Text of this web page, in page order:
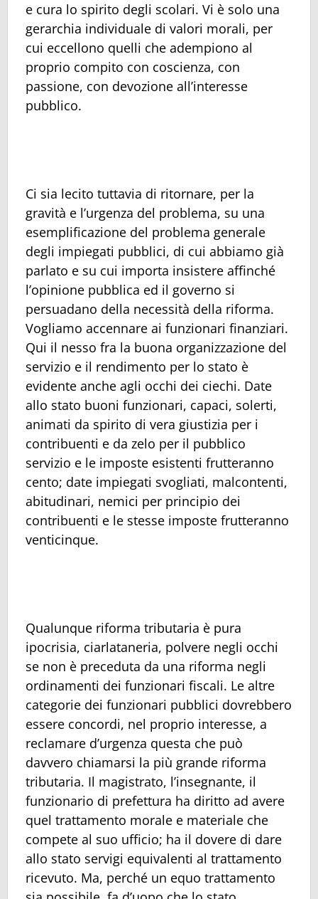
e cura lo spirito degli scolari. Vi è solo una
gerarchia individuale di valori morali, per
cui eccellono quelli che adempiono al
proprio compito con coscienza, con
passione, con devozione all’interesse
pubblico.
Ci sia lecito tuttavia di ritornare, per la
gravità e l’urgenza del problema, su una
esemplificazione del problema generale
degli impiegati pubblici, di cui abbiamo già
parlato e su cui importa insistere affinché
l’opinione pubblica ed il governo si
persuadano della necessità della riforma.
Vogliamo accennare ai funzionari finanziari.
Qui il nesso fra la buona organizzazione del
servizio e il rendimento per lo stato è
evidente anche agli occhi dei ciechi. Date
allo stato buoni funzionari, capaci, solerti,
animati da spirito di vera giustizia per i
contribuenti e da zelo per il pubblico
servizio e le imposte esistenti frutteranno
cento; date impiegati svogliati, malcontenti,
abitudinari, nemici per principio dei
contribuenti e le stesse imposte frutteranno
venticinque.
Qualunque riforma tributaria è pura
ipocrisia, ciarlataneria, polvere negli occhi
se non è preceduta da una riforma negli
ordinamenti dei funzionari fiscali. Le altre
categorie dei funzionari pubblici dovrebbero
essere concordi, nel proprio interesse, a
reclamare d’urgenza questa che può
davvero chiamarsi la più grande riforma
tributaria. Il magistrato, l’insegnante, il
funzionario di prefettura ha diritto ad avere
quel trattamento morale e materiale che
compete al suo ufficio; ha il dovere di dare
allo stato servigi equivalenti al trattamento
ricevuto. Ma, perché un equo trattamento